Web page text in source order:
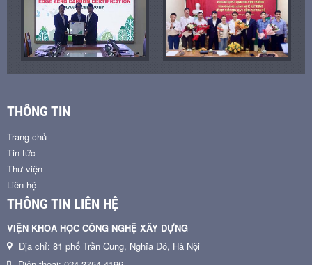
THÔNG TIN
Trang chủ
Tin tức
Thư viện
Liên hệ
THÔNG TIN LIÊN HỆ
VIỆN KHOA HỌC CÔNG NGHỆ XÂY DỰNG
Địa chỉ: 81 phố Trần Cung, Nghĩa Đô, Hà Nội